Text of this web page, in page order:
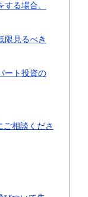
る場合、
限見るべき
ート投資の
相談くださ